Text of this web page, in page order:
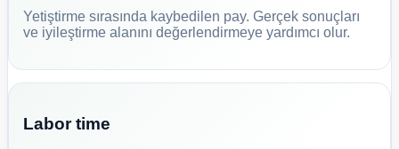
Yetiştirme sırasında kaybedilen pay. Gerçek sonuçları
ve iyileştirme alanını değerlendirmeye yardımcı olur.
Labor time